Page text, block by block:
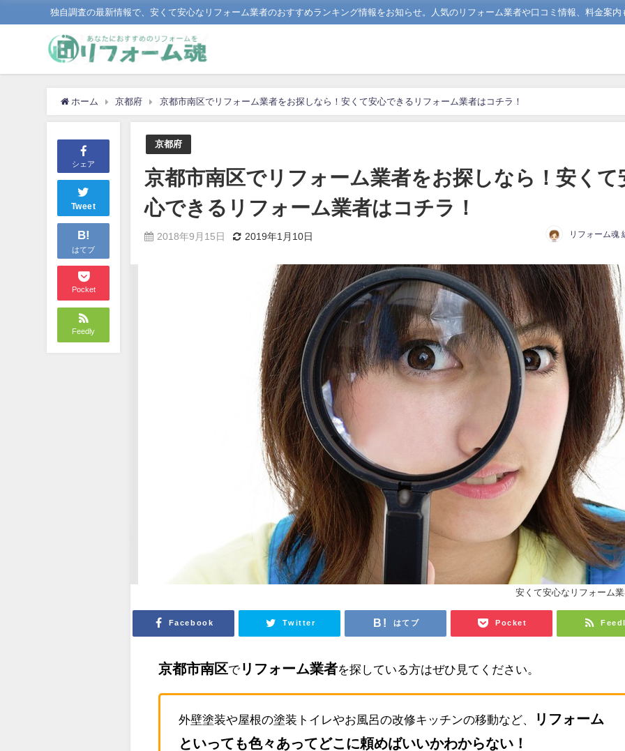
独自調査の最新情報で、安くて安心なリフォーム業者のおすすめランキング情報をお知らせ。人気のリフォーム業者や口コミ情報、料金案
ホーム 京都府 京都市南区でリフォーム業者をお探しなら！安くて安心できるリフォーム業者はコチラ！
シェア
Tweet
B!
はてブ
Pocket
Feedly
京都府
京都市南区でリフォーム業者をお探しなら！安くて
心できるリフォーム業者はコチラ！
2018年9月15日 2019年1月10日 リフォーム魂
安くて安心なリフォーム
Facebook Twitter はてブ Pocket
京都市南区でリフォーム業者を探している方はぜひ見てください。
外壁塗装や屋根の塗装トイレやお風呂の改修キッチンの移動など、
リフォーム
といっても色々あってどこに頼めばいいかわからない！